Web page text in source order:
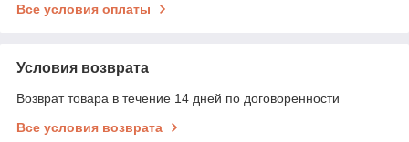
Все условия оплаты
Условия возврата
Возврат товара в течение 14 дней по договоренности
Все условия возврата